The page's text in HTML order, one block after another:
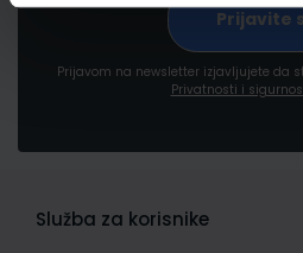
Prijavom na newsletter izjavljujete da
Privatnosti i
Služba za korisnike